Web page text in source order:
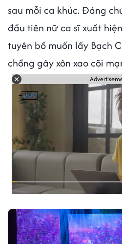
sau mỗi ca khúc. Đáng
đầu tiên nữ ca sĩ xuất
tuyên bố muốn lấy Bạch
chồng gây xôn xao cõi